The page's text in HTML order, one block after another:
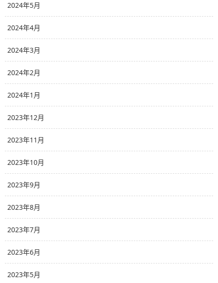
2024年5月
2024年4月
2024年3月
2024年2月
2024年1月
2023年12月
2023年11月
2023年10月
2023年9月
2023年8月
2023年7月
2023年6月
2023年5月